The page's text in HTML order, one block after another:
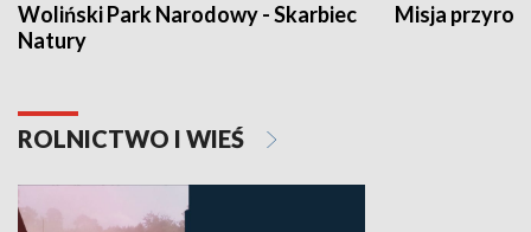
Woliński Park Narodowy - Skarbiec
Natury
Misja
ROLNICTWO I WIEŚ